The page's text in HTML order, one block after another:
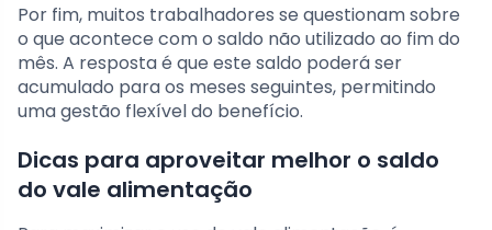
Por fim, muitos trabalhadores se questionam sobre
o que acontece com o saldo não utilizado ao fim do
mês. A resposta é que este saldo poderá ser
acumulado para os meses seguintes, permitindo
uma gestão flexível do benefício.
Dicas para aproveitar melhor o saldo
do vale alimentação